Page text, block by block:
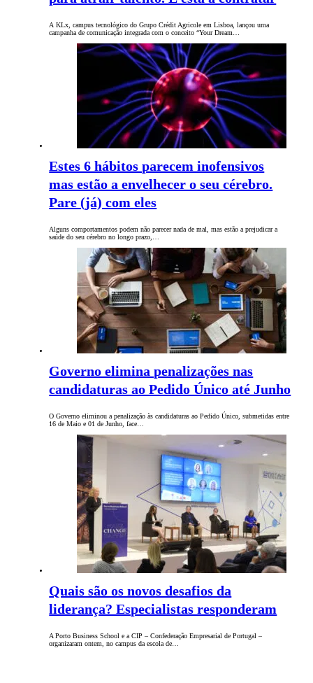
A KLx, campus tecnológico do Grupo Crédit Agricole em Lisboa, lançou uma
campanha de comunicação integrada com o conceito “Your Dream…
Estes 6 hábitos parecem inofensivos
mas estão a envelhecer o seu cérebro.
Pare (já) com eles
Alguns comportamentos podem não parecer nada de mal, mas estão a prejudicar a
saúde do seu cérebro no longo prazo,…
Governo elimina penalizações nas
candidaturas ao Pedido Único até Junho
O Governo eliminou a penalização às candidaturas ao Pedido Único, submetidas entre
16 de Maio e 01 de Junho, face…
Quais são os novos desafios da
liderança? Especialistas responderam
A Porto Business School e a CIP – Confederação Empresarial de Portugal –
organizaram ontem, no campus da escola de…